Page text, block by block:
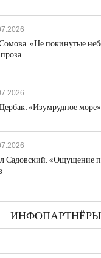
«Не покинутые
«Изумрудное
Садовский. «Ощущение
ИНФОПАРТНЁРЫ